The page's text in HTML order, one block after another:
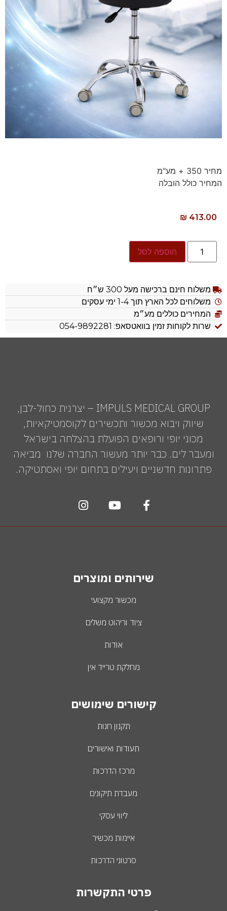
מחיר 350 + מע"מ
המחיר כולל הובלה
₪ 413.00
הוספה לסל
משלוח חינם ברכישה מעל 300 ש״ח
משלוחים לכל הארץ תוך 1-4 ימי עסקים
המחירים כוללים מע״מ
שרות לקוחות זמין בוואטסאפ: 054-9892281
IMPULS MEDICAL GROUP – יצרנית כחול-לבן,
שיווק ויבוא מכשור ותכשירים לקוסמטיקאיות,
מכוני יופי ורופאים הפועלת בהצלחה בישראל
ומעבר לים. כבר יותר מעשור החברה שלנו מביאה
פתרונות חדשניים ויעילים בתחום יופי ואסתטיקה.
שירותים ומוצרים
מכשור מקצועי
ציוד וריהוט משלים
אודות
מחלקת טרייד אין
קישורים שימושים
תקנון חנות
תעודות ואישורים
מרכז הדרכות
מעבדת תיקונים
ליווי עסקי
איימות מכשיר
סרטוני הדרכות
פרטי התקשרות